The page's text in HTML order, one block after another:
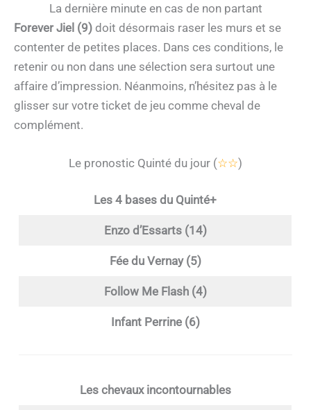
La dernière minute en cas de non partant
Forever Jiel (9) doit désormais raser les murs et se
contenter de petites places. Dans ces conditions, le
retenir ou non dans une sélection sera surtout une
affaire d’impression. Néanmoins, n’hésitez pas à le
glisser sur votre ticket de jeu comme cheval de
complément.
Le pronostic Quinté du jour (☆☆)
Les 4 bases du Quinté+
Enzo d’Essarts (14)
Fée du Vernay (5)
Follow Me Flash (4)
Infant Perrine (6)
Les chevaux incontournables